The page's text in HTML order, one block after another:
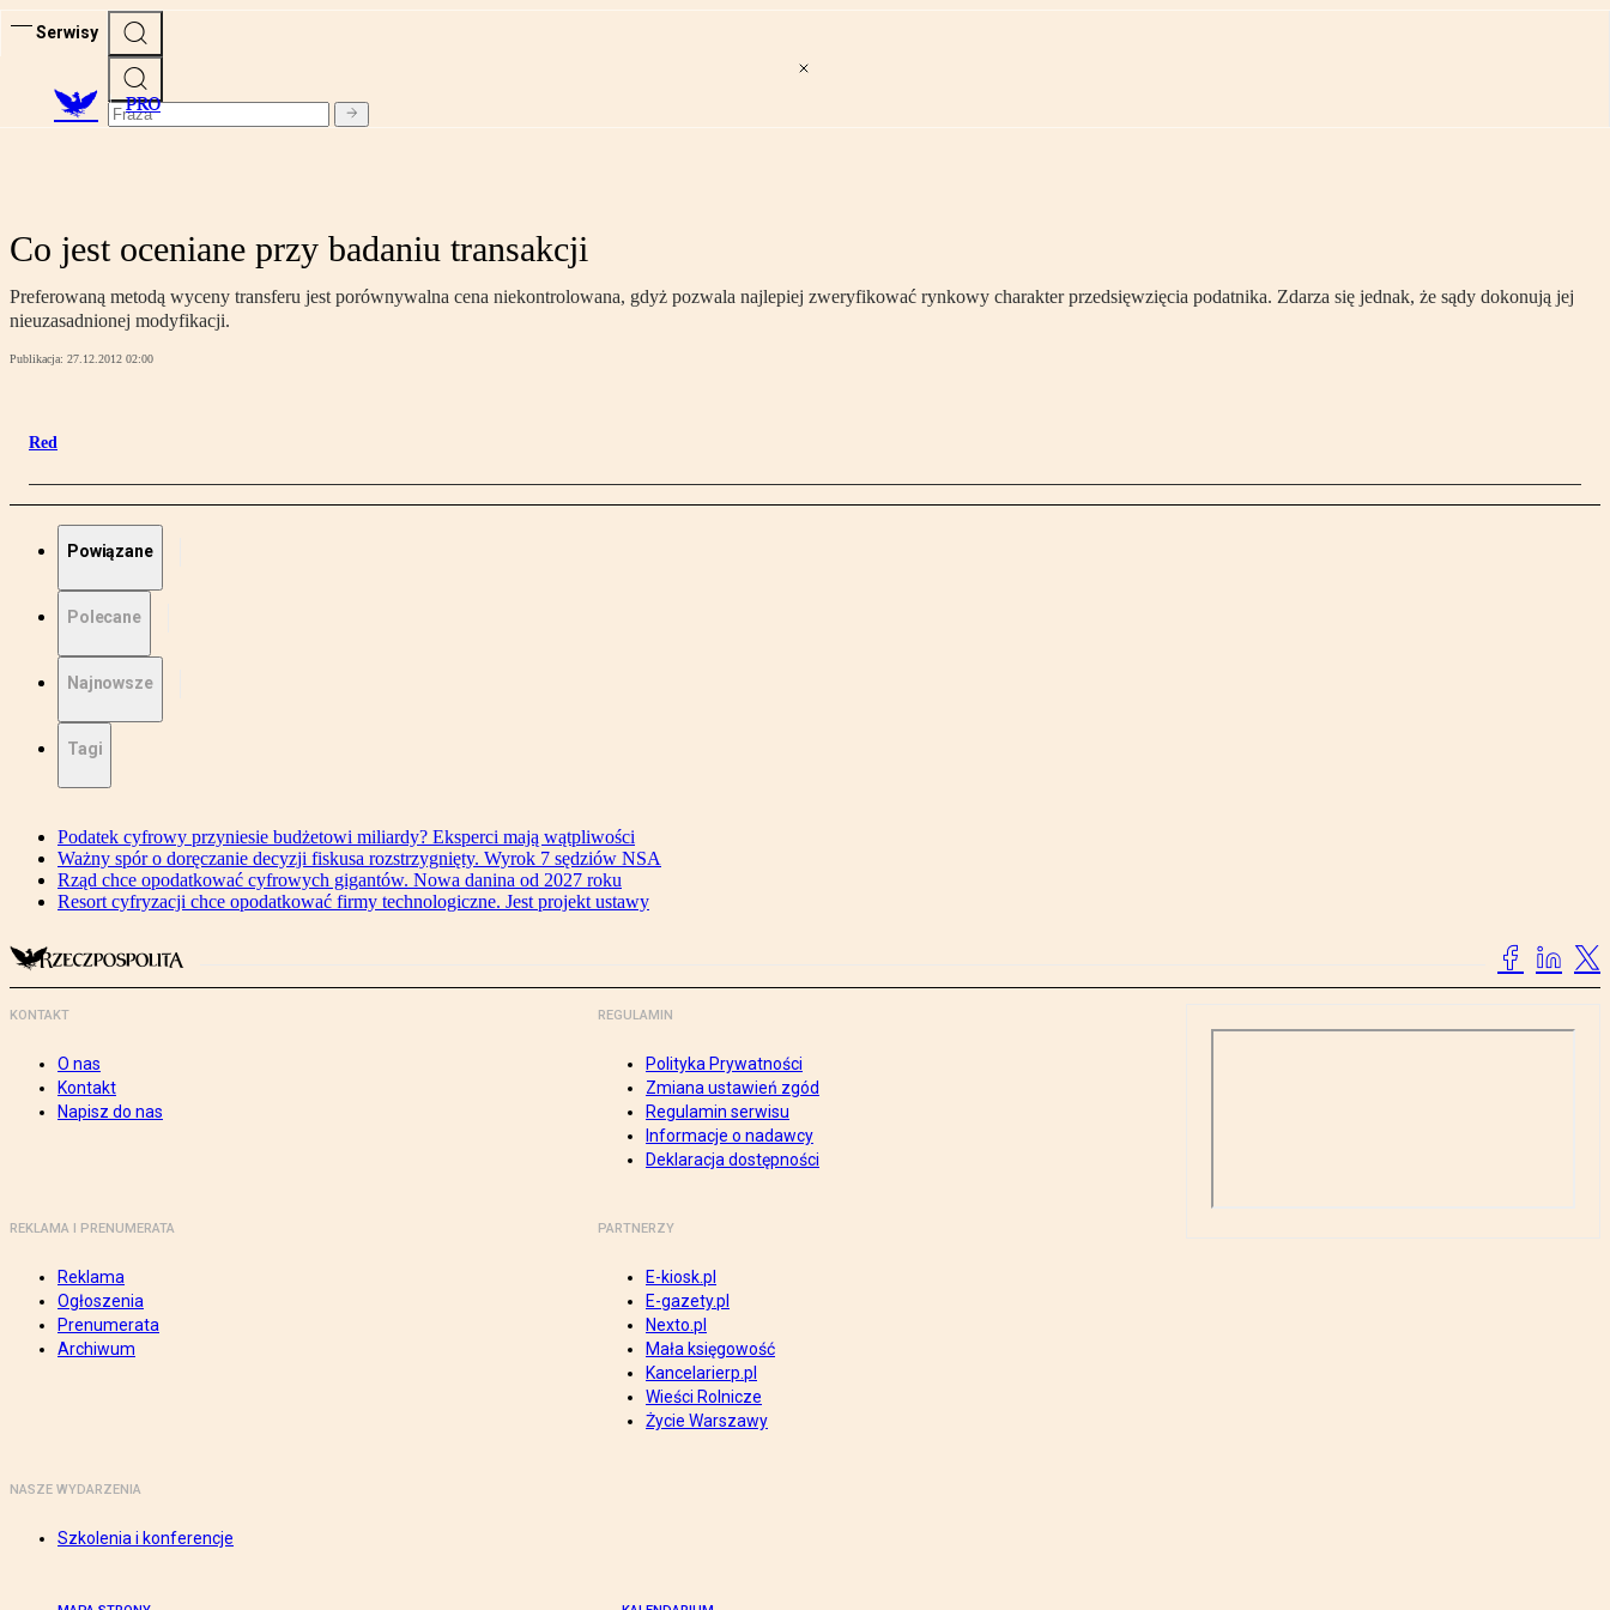
Serwisy
PRO
Co jest oceniane przy badaniu transakcji
Preferowaną metodą wyceny transferu jest porównywalna cena niekontrolowana, gdyż pozwala najlepiej zweryfikować rynkowy charakter przedsięwzięcia podatnika. Zdarza się jednak, że sądy dokonują jej
nieuzasadnionej modyfikacji.
Publikacja: 27.12.2012 02:00
Red
Powiązane
Polecane
Najnowsze
Tagi
Podatek cyfrowy przyniesie budżetowi miliardy? Eksperci mają wątpliwości
Ważny spór o doręczanie decyzji fiskusa rozstrzygnięty. Wyrok 7 sędziów NSA
Rząd chce opodatkować cyfrowych gigantów. Nowa danina od 2027 roku
Resort cyfryzacji chce opodatkować firmy technologiczne. Jest projekt ustawy
KONTAKT
O nas
Kontakt
Napisz do nas
REGULAMIN
Polityka Prywatności
Zmiana ustawień zgód
Regulamin serwisu
Informacje o nadawcy
Deklaracja dostępności
REKLAMA I PRENUMERATA
Reklama
Ogłoszenia
Prenumerata
Archiwum
PARTNERZY
E-kiosk.pl
E-gazety.pl
Nexto.pl
Mała księgowość
Kancelarierp.pl
Wieści Rolnicze
Życie Warszawy
NASZE WYDARZENIA
Szkolenia i konferencje